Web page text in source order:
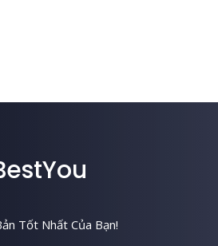
Tốt Nhất Của Bạn!